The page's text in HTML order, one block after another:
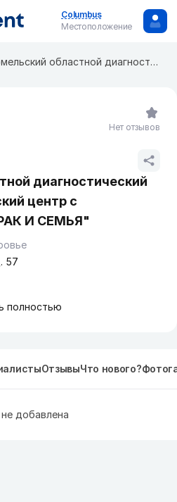
Columbus
Местоположение
Гомельский областной диагностический медико-генетический центр с консультацией "БРАК И СЕМЬЯ"
диагностический
центр с
И СЕМЬЯ"
57
полностью
Нет отзывов
ОтзывыЧто нового?
добавлена